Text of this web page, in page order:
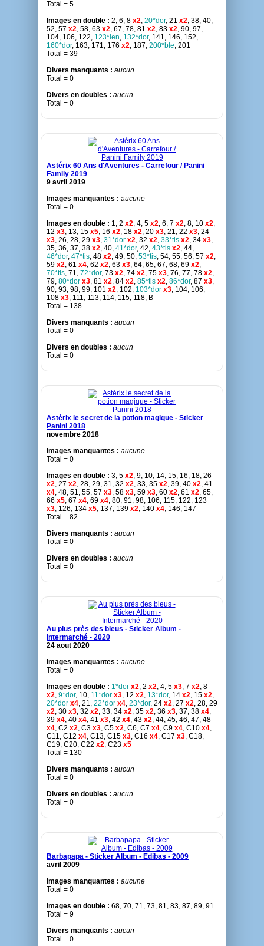
Total = 5
Images en double : 2, 6, 8 x2, 20*dor, 21 x2, 38, 40,
52, 57 x2, 58, 63 x2, 67, 78, 81 x2, 83 x2, 90, 97,
104, 106, 122, 123*len, 132*dor, 141, 146, 152,
160*dor, 163, 171, 176 x2, 187, 200*ble, 201
Total = 39
Divers manquants : aucun
Total = 0
Divers en doubles : aucun
Total = 0
Astérix 60 Ans d'Aventures - Carrefour / Panini
Family 2019
9 avril 2019
Images manquantes : aucune
Total = 0
Images en double : 1, 2 x2, 4, 5 x2, 6, 7 x2, 8, 10 x2,
12 x3, 13, 15 x5, 16 x2, 18 x2, 20 x3, 21, 22 x3, 24
x3, 26, 28, 29 x3, 31*dor x2, 32 x2, 33*tis x2, 34 x3,
35, 36, 37, 38 x2, 40, 41*dor, 42, 43*tis x2, 44,
46*dor, 47*tis, 48 x2, 49, 50, 53*tis, 54, 55, 56, 57 x2,
59 x2, 61 x4, 62 x2, 63 x3, 64, 65, 67, 68, 69 x2,
70*tis, 71, 72*dor, 73 x2, 74 x2, 75 x3, 76, 77, 78 x2,
79, 80*dor x3, 81 x2, 84 x2, 85*tis x2, 86*dor, 87 x3,
90, 93, 98, 99, 101 x2, 102, 103*dor x3, 104, 106,
108 x3, 111, 113, 114, 115, 118, B
Total = 138
Divers manquants : aucun
Total = 0
Divers en doubles : aucun
Total = 0
Astérix le secret de la potion magique - Sticker
Panini 2018
novembre 2018
Images manquantes : aucune
Total = 0
Images en double : 3, 5 x2, 9, 10, 14, 15, 16, 18, 26
x2, 27 x2, 28, 29, 31, 32 x2, 33, 35 x2, 39, 40 x2, 41
x4, 48, 51, 55, 57 x3, 58 x3, 59 x3, 60 x2, 61 x2, 65,
66 x5, 67 x4, 69 x4, 80, 91, 98, 106, 115, 122, 123
x3, 126, 134 x5, 137, 139 x2, 140 x4, 146, 147
Total = 82
Divers manquants : aucun
Total = 0
Divers en doubles : aucun
Total = 0
Au plus près des bleus - Sticker Album -
Intermarché - 2020
24 aout 2020
Images manquantes : aucune
Total = 0
Images en double : 1*dor x2, 2 x2, 4, 5 x3, 7 x2, 8
x2, 9*dor, 10, 11*dor x3, 12 x2, 13*dor, 14 x2, 15 x2,
20*dor x4, 21, 22*dor x4, 23*dor, 24 x2, 27 x2, 28, 29
x2, 30 x3, 32 x2, 33, 34 x2, 35 x2, 36 x3, 37, 38 x4,
39 x4, 40 x4, 41 x3, 42 x4, 43 x2, 44, 45, 46, 47, 48
x4, C2 x2, C3 x3, C5 x2, C6, C7 x4, C9 x4, C10 x4,
C11, C12 x4, C13, C15 x3, C16 x4, C17 x3, C18,
C19, C20, C22 x2, C23 x5
Total = 130
Divers manquants : aucun
Total = 0
Divers en doubles : aucun
Total = 0
Barbapapa - Sticker Album - Edibas - 2009
avril 2009
Images manquantes : aucune
Total = 0
Images en double : 68, 70, 71, 73, 81, 83, 87, 89, 91
Total = 9
Divers manquants : aucun
Total = 0